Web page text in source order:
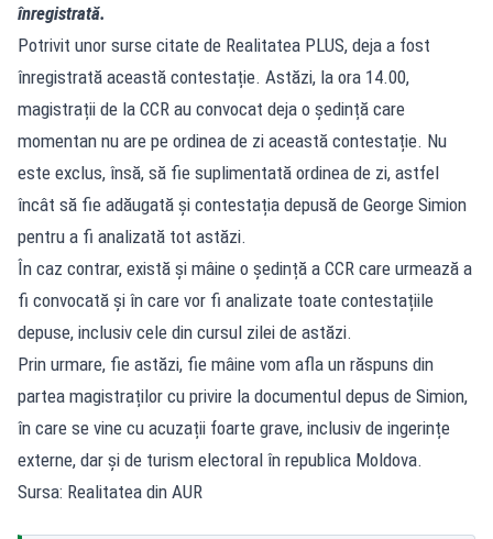
înregistrată.
Potrivit unor surse citate de Realitatea PLUS, deja a fost
înregistrată această contestație. Astăzi, la ora 14.00,
magistrații de la CCR au convocat deja o ședință care
momentan nu are pe ordinea de zi această contestație. Nu
este exclus, însă, să fie suplimentată ordinea de zi, astfel
încât să fie adăugată și contestația depusă de George Simion
pentru a fi analizată tot astăzi.
În caz contrar, există și mâine o ședință a CCR care urmează a
fi convocată și în care vor fi analizate toate contestațiile
depuse, inclusiv cele din cursul zilei de astăzi.
Prin urmare, fie astăzi, fie mâine vom afla un răspuns din
partea magistraților cu privire la documentul depus de Simion,
în care se vine cu acuzații foarte grave, inclusiv de ingerințe
externe, dar și de turism electoral în republica Moldova.
Sursa: Realitatea din AUR